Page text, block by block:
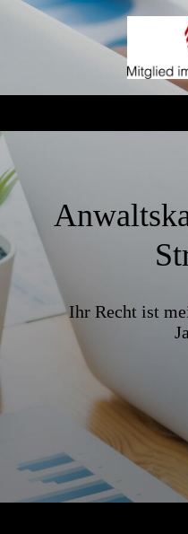
Ihr Recht ist